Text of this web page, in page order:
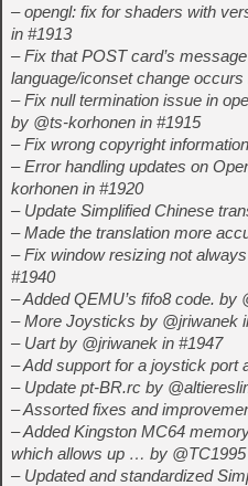
– opengl: fix for shaders with
in #1913
– Fix that POST card’s
language/iconset change
– Fix null termination issue in
by @ts-korhonen in #1915
– Fix wrong copyright
– Error handling updates on
korhonen in #1920
– Update Simplified Chinese
– Made the translation more
– Fix window resizing not
#1940
– Added QEMU’s fifo8 code. by
– More Joysticks by @jriwanek
– Uart by @jriwanek in #1947
– Add support for a joystick port
– Update pt-BR.rc by
– Assorted fixes and
– Added Kingston MC64
which allows up … by @TC1995
– Updated and standardized